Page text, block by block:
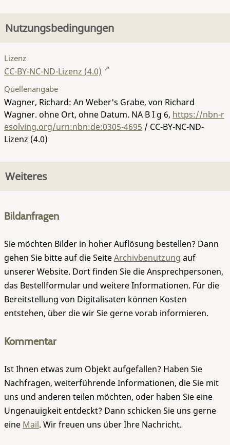
Nutzungsbedingungen
Lizenz
CC-BY-NC-ND-Lizenz (4.0)
Quellenangabe
Wagner, Richard: An Weber's Grabe, von Richard
Wagner. ohne Ort, ohne Datum. NA B I g 6, https://nbn-r
esolving.org/urn:nbn:de:0305-4695 / CC-BY-NC-ND-
Lizenz (4.0)
Weiteres
Bildanfragen
Sie möchten Bilder in hoher Auflösung bestellen? Dann
gehen Sie bitte auf die SeiteArchivbenutzung auf
unserer Website. Dort finden Sie die Ansprechpersonen,
das Bestellformular und weitere Informationen. Für die
Bereitstellung von Digitalisaten können Kosten
entstehen, über die wir Sie gerne vorab informieren.
Kommentar
Ist Ihnen etwas zum Objekt aufgefallen? Haben Sie
Nachfragen, weiterführende Informationen, die Sie mit
uns und anderen teilen möchten, oder haben Sie eine
Ungenauigkeit entdeckt? Dann schicken Sie uns gerne
eine Mail. Wir freuen uns über Ihre Nachricht.